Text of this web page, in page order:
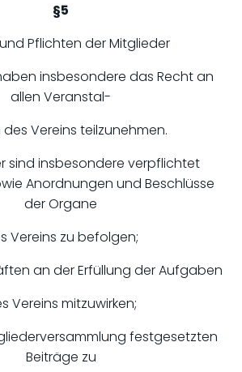
§5
Pflichten der Mitglieder
insbesondere das Recht an
allen Veranstal-
Vereins teilzunehmen.
sind insbesondere verpflichtet
Anordnungen und Beschlüsse
der Organe
Vereins zu befolgen;
an der Erfüllung der Aufgaben
Vereins mitzuwirken;
festgesetzten
Beiträge zu